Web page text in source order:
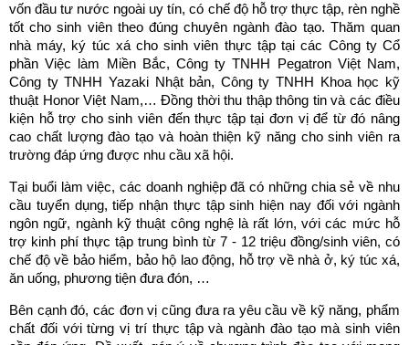
vốn đầu tư nước ngoài uy tín, có chế độ hỗ trợ thực tập, rèn nghề
tốt cho sinh viên theo đúng chuyên ngành đào tạo. Thăm quan
nhà máy, ký túc xá cho sinh viên thực tập tại các Công ty Cổ
phần Việc làm Miền Bắc, Công ty TNHH Pegatron Việt Nam,
Công ty TNHH Yazaki Nhật bản, Công ty TNHH Khoa học kỹ
thuật Honor Việt Nam,… Đồng thời thu thập thông tin và các điều
kiện hỗ trợ cho sinh viên đến thực tập tại đơn vị để từ đó nâng
cao chất lượng đào tạo và hoàn thiện kỹ năng cho sinh viên ra
trường đáp ứng được nhu cầu xã hội.
Tại buổi làm việc, các doanh nghiệp đã có những chia sẻ về nhu
cầu tuyển dụng, tiếp nhận thực tập sinh hiện nay đối với ngành
ngôn ngữ, ngành kỹ thuật công nghệ là rất lớn, với các mức hỗ
trợ kinh phí thực tập trung bình từ 7 - 12 triệu đồng/sinh viên, có
chế độ về bảo hiểm, bảo hộ lao động, hỗ trợ về nhà ở, ký túc xá,
ăn uống, phương tiện đưa đón, …
Bên cạnh đó, các đơn vị cũng đưa ra yêu cầu về kỹ năng, phẩm
chất đối với từng vị trí thực tập và ngành đào tạo mà sinh viên